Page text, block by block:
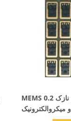
ساخت بستر بسته بندی فوق نازک MEMS 0.2